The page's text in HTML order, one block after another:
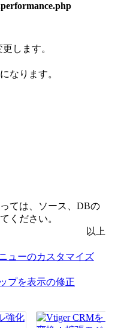
します。
なります。
ては、ソース、DBの
ください。
以上
ューのカスタマイズ
プを表示の修正